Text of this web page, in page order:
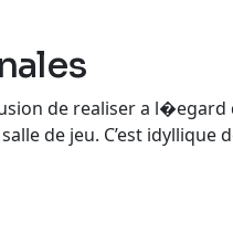
de realiser a
de jeu. C’est